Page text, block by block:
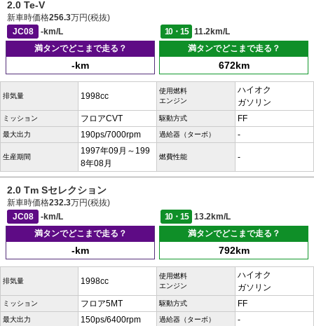
2.0 Te-V
新車時価格256.3万円(税抜)
JC08
-km/L 10・15
11.2km/L
満タンでどこまで走る？
-km
満タンでどこまで走る？
672km
排気量 1998cc
使用燃料
エンジン
ハイオク
ガソリン
ミッション フロアCVT 駆動方式 FF
最大出力 190ps/7000rpm 過給器（ターボ） -
生産期間
1997年09月～199
8年08月
燃費性能 -
2.0 Tm Sセレクション
新車時価格232.3万円(税抜)
JC08
-km/L 10・15
13.2km/L
満タンでどこまで走る？
-km
満タンでどこまで走る？
792km
排気量 1998cc
使用燃料
エンジン
ハイオク
ガソリン
ミッション フロア5MT 駆動方式 FF
最大出力 150ps/6400rpm 過給器（ターボ） -